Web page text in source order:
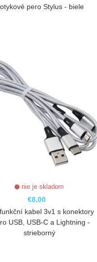
pero Stylus - biele
nie je skladom
€8,00
kabel 3v1 s konektory
USB, USB-C a Lightning -
strieborný